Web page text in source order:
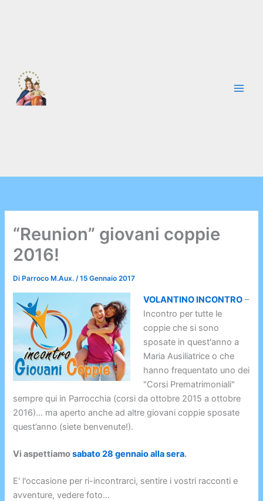
“Reunion” giovani coppie
2016!
Di Parroco M.Aux./15 Gennaio 2017
VOLANTINO INCONTRO –
Incontro per tutte le
coppie che si sono
sposate in quest'anno a
Maria Ausiliatrice o che
hanno frequentato uno dei
"Corsi Prematrimoniali"
sempre qui in Parrocchia (corsi da ottobre 2015 a ottobre
2016)… ma aperto anche ad altre giovani coppie sposate
quest’anno (siete benvenute!).
Vi aspettiamosabato 28 gennaio alla sera.
E' l'occasione per ri-incontrarci, sentire i vostri racconti e
avventure, vedere foto…